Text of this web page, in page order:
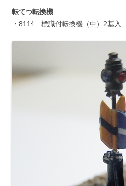
転てつ転換機
・8114 標識付転換機（中）2基入